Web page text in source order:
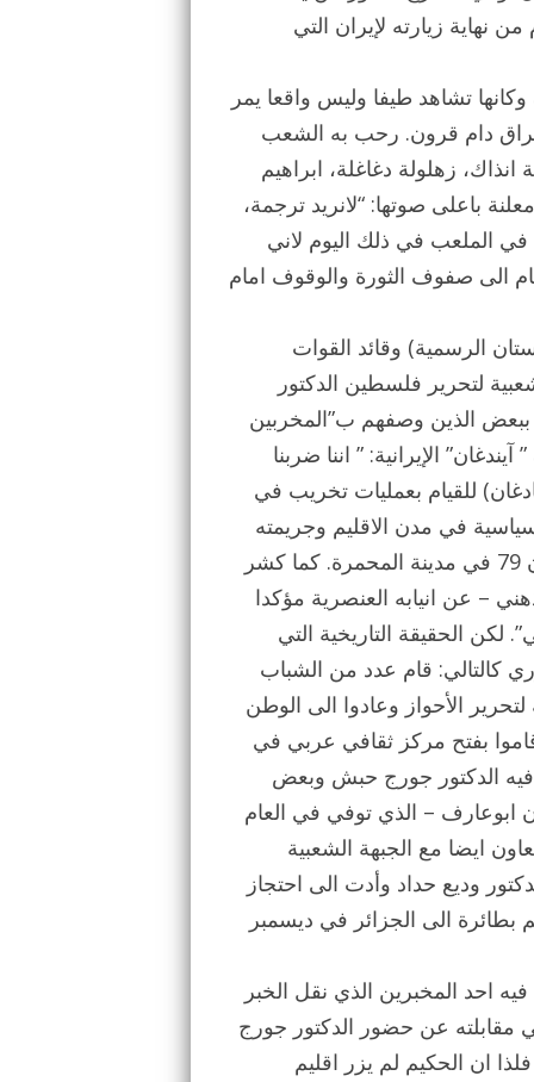
نهاية زيارته لإيران التي
وكانها تشاهد طيفا وليس واقعا يمر
فراق دام قرون. رحب به الشعب
زهلولة دغاغلة، ابراهيم
باعلى صوتها: “لانريد ترجمة،
في الملعب في ذلك اليوم لاني
الى صفوف الثورة والوقوف امام
(خوزستان الرسمية) وقائد القوات
لتحرير فلسطين الدكتور
ببعض الذين وصفهم ب”المخربين
الإيرانية: ” اننا ضربنا
للقيام بعمليات تخريب في
في مدن الاقليم وجريمته
النكراء ضد ابناء شعبنا العربي الأهوازي في اواخر حزيران 79 في مدينة المحمرة. كما كشر
– عن انيابه العنصرية مؤكدا
الحقيقة التاريخية التي
كالتالي: قام عدد من الشباب
الأحواز وعادوا الى الوطن
بفتح مركز ثقافي عربي في
فيه الدكتور جورج حبش وبعض
ابوعارف – الذي توفي في العام
ايضا مع الجبهة الشعبية
وديع حداد وأدت الى احتجاز
الى الجزائر في ديسمبر
احد المخبرين الذي نقل الخبر
مقابلته عن حضور الدكتور جورج
ان الحكيم لم يزر اقليم